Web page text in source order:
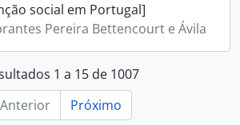
social em Portugal]
Pereira Bettencourt e Ávila
1 a 15 de 1007
Anterior
Próximo